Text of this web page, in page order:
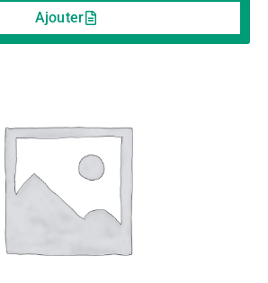
Ajouter